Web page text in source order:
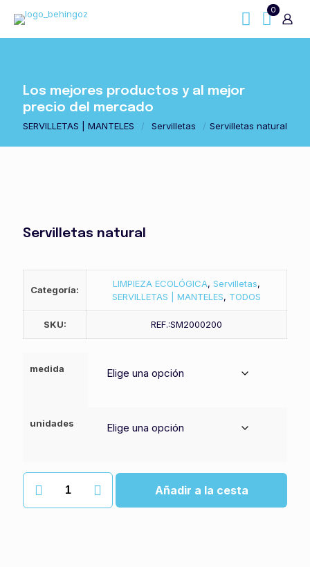
0
Los mejores productos y al mejor
precio del mercado
SERVILLETAS | MANTELES / Servilletas / Servilletas natural
Servilletas natural
Categoría:
LIMPIEZA ECOLÓGICA, Servilletas,
SERVILLETAS | MANTELES, TODOS
SKU: REF.:SM2000200
medida
unidades
Servilletas
cantidad
Añadir a la cesta